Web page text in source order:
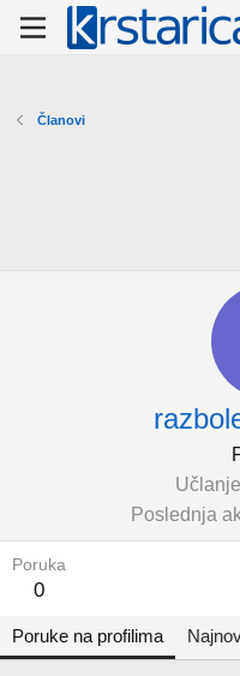
Članovi
Poslednja
Poruka
0
Poruke na profilima